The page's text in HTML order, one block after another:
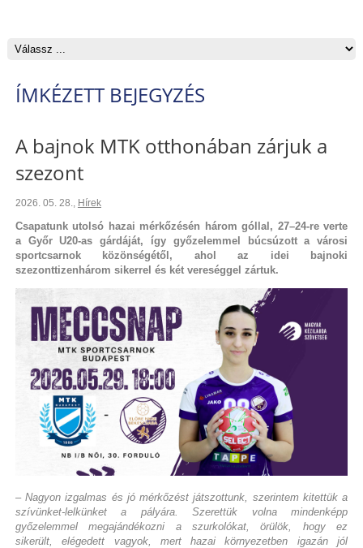
ÍMKÉZETT BEJEGYZÉS
A bajnok MTK otthonában zárjuk a
szezont
2026. 05. 28., Hírek
Csapatunk utolsó hazai mérkőzésén három góllal, 27–24-re verte
a Győr U20-as gárdáját, így győzelemmel búcsúzott a városi
sportcsarnok közönségétől, ahol az idei bajnoki
szezonttizenhárom sikerrel és két vereséggel zártuk.
– Nagyon izgalmas és jó mérkőzést játszottunk, szerintem kitettük a
szívünket-lelkünket a pályára. Szerettük volna mindenképp
győzelemmel megajándékozni a szurkolókat, örülök, hogy ez
sikerült, elégedett vagyok, mert hazai környezetben igazán jól